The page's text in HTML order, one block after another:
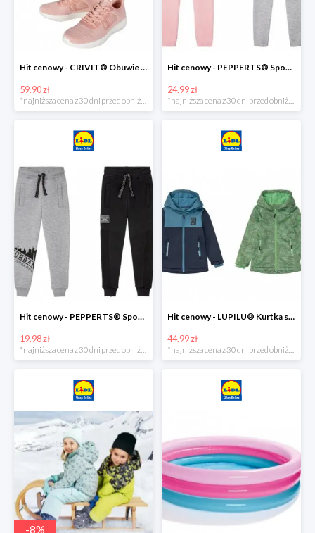
Hit cenowy - CRIVIT® Obuwie dziewczęce sportowe i na co dzień, 1 para
59.90 zł
Hit cenowy - PEPPERTS® Spodnie dresowe dziewczęce, 1 para
24.99 zł
Hit cenowy - PEPPERTS® Spodnie dresowe chłopięce, 1 para
19.98 zł
Hit cenowy - LUPILU® Kurtka softshell chłopięca, 1 sztuka
44.99 zł
-8%